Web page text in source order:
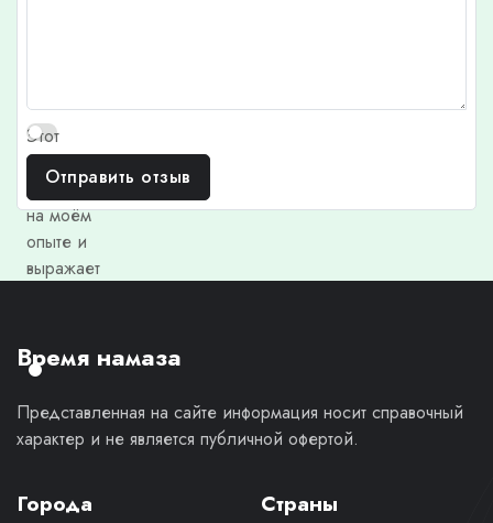
Этот
отзыв
основан
на моём
опыте и
выражает
мнение.
Отправить отзыв
Время намаза
Представленная на сайте информация носит справочный
характер и не является публичной офертой.
Города Страны